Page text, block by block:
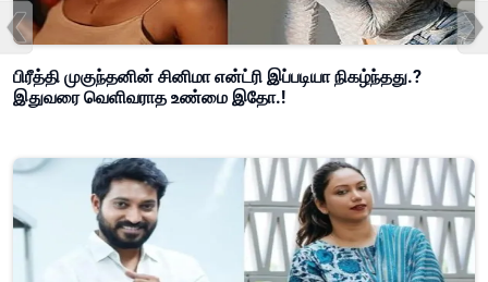
பிரீத்தி முகுந்தனின் சினிமா என்ட்ரி இப்படியா நிகழ்ந்தது.?
இதுவரை வெளிவராத உண்மை இதோ.!